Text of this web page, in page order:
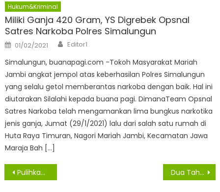
Hukum&Kriminal
Miliki Ganja 420 Gram, YS Digrebek Opsnal
Satres Narkoba Polres Simalungun
Posted
on
01/02/2021 Author
Editor1
Simalungun, buanapagi.com -Tokoh Masyarakat Mariah
Jambi angkat jempol atas keberhasilan Polres Simalungun
yang selalu getol memberantas narkoba dengan baik. Hal ini
diutarakan Silalahi kepada buana pagi. DimanaTeam Opsnal
Satres Narkoba telah mengamankan lima bungkus narkotika
jenis ganja, Jumat (29/1/2021) lalu dari salah satu rumah di
Huta Raya Timuran, Nagori Mariah Jambi, Kecamatan Jawa
Maraja Bah […]
Navigasi
Pulihkan Ekonomi Pasca Pandemi, ASN Pemkab Sergai Ikut Grebek Dahsyat Dua Tahun Dilanda Covid-19, Peningkatan Kemiskinan di Sumut Bisa Diredam